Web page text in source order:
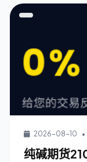
2026-08-10 •
纯碱期货